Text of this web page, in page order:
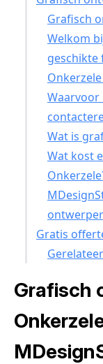
Grafisch
Welkom
geschikte
Onkerzele
Wat is
Wat kost
Gratis
Grafisch